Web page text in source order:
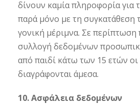
δίνουν καμία πληροφορία
παρά μόνο με τη συγκατάθεση
γονική μέριμνα. Σε περίπτωση
συλλογή δεδομένων
από παιδί κάτω των 15 ετών
διαγράφονται άμεσα.
10. Ασφάλεια δεδομένων